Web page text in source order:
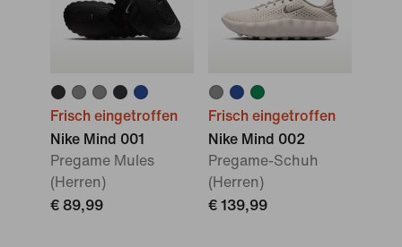
Frisch eingetroffen
Nike Mind 001
Pregame Mules
(Herren)
€ 89,99
Frisch eingetroffen
Nike Mind 002
Pregame-Schuh
(Herren)
€ 139,99